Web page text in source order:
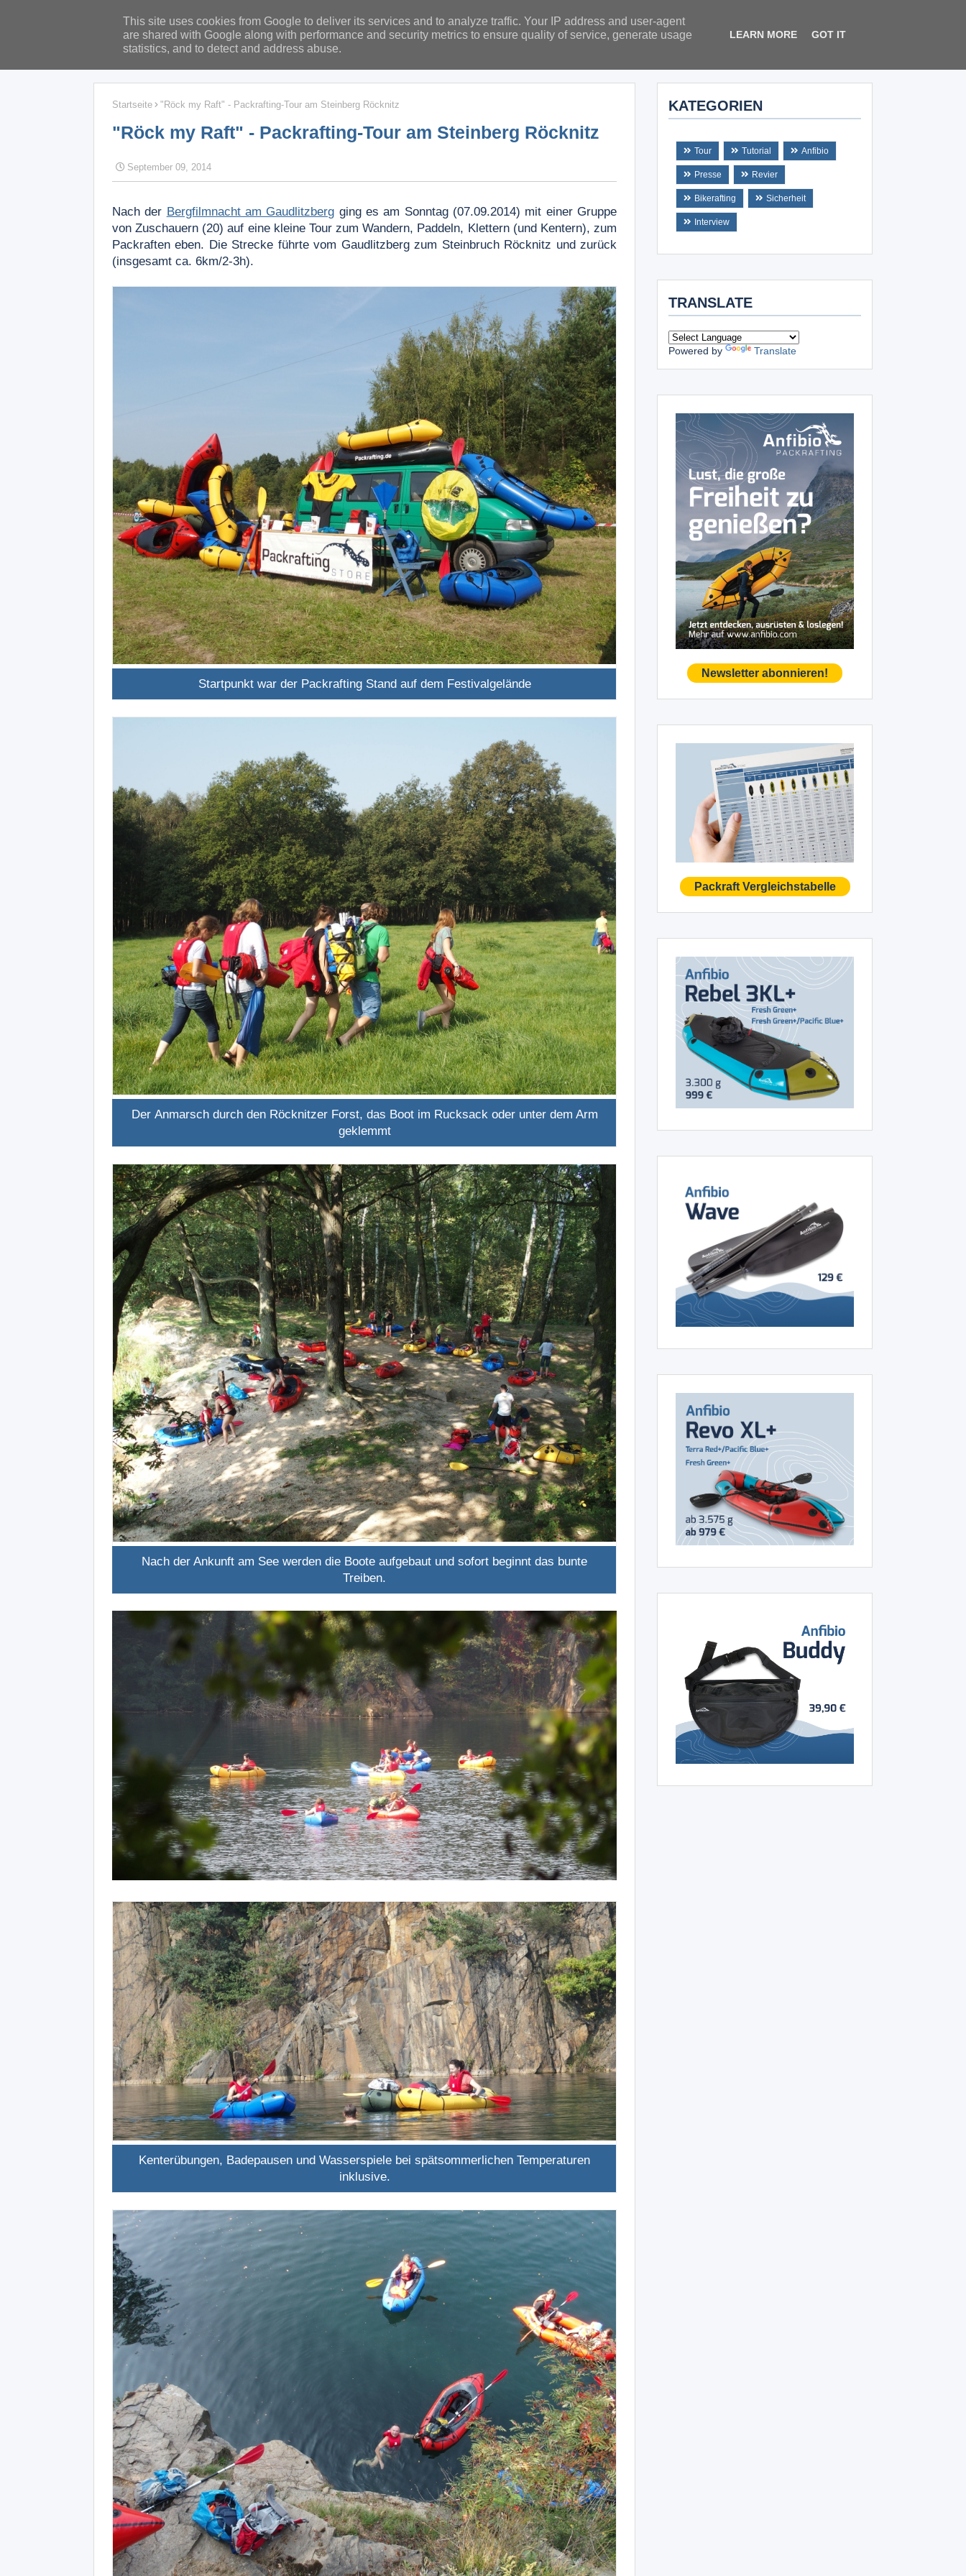
Startseite "Röck my Raft" - Packrafting-Tour am Steinberg Röcknitz
"Röck my Raft" - Packrafting-Tour am Steinberg Röcknitz
September 09, 2014
Nach der Bergfilmnacht am Gaudlitzberg ging es am Sonntag (07.09.2014) mit einer Gruppe
von Zuschauern (20) auf eine kleine Tour zum Wandern, Paddeln, Klettern (und Kentern), zum
Packraften eben. Die Strecke führte vom Gaudlitzberg zum Steinbruch Röcknitz und zurück
(insgesamt ca. 6km/2-3h).
Startpunkt war der Packrafting Stand auf dem Festivalgelände
Der Anmarsch durch den Röcknitzer Forst, das Boot im Rucksack oder unter dem Arm
geklemmt
Nach der Ankunft am See werden die Boote aufgebaut und sofort beginnt das bunte
Treiben.
Kenterübungen, Badepausen und Wasserspiele bei spätsommerlichen Temperaturen
inklusive.
KATEGORIEN
Tour Tutorial Anfibio
Presse Revier
Bikerafting Sicherheit
Interview
TRANSLATE
Powered by Translate
Newsletter abonnieren!
Packraft Vergleichstabelle
This site uses cookies from Google to deliver its services and to analyze traffic. Your IP address and user-agent
are shared with Google along with performance and security metrics to ensure quality of service, generate usage
statistics, and to detect and address abuse.
LEARN MORE GOT IT